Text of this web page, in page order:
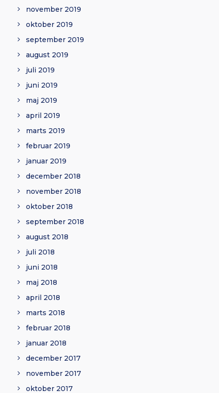
november 2019
oktober 2019
september 2019
august 2019
juli 2019
juni 2019
maj 2019
april 2019
marts 2019
februar 2019
januar 2019
december 2018
november 2018
oktober 2018
september 2018
august 2018
juli 2018
juni 2018
maj 2018
april 2018
marts 2018
februar 2018
januar 2018
december 2017
november 2017
oktober 2017